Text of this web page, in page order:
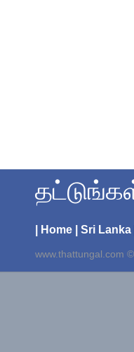
| Home | Sri Lanka
www.thattungal.com